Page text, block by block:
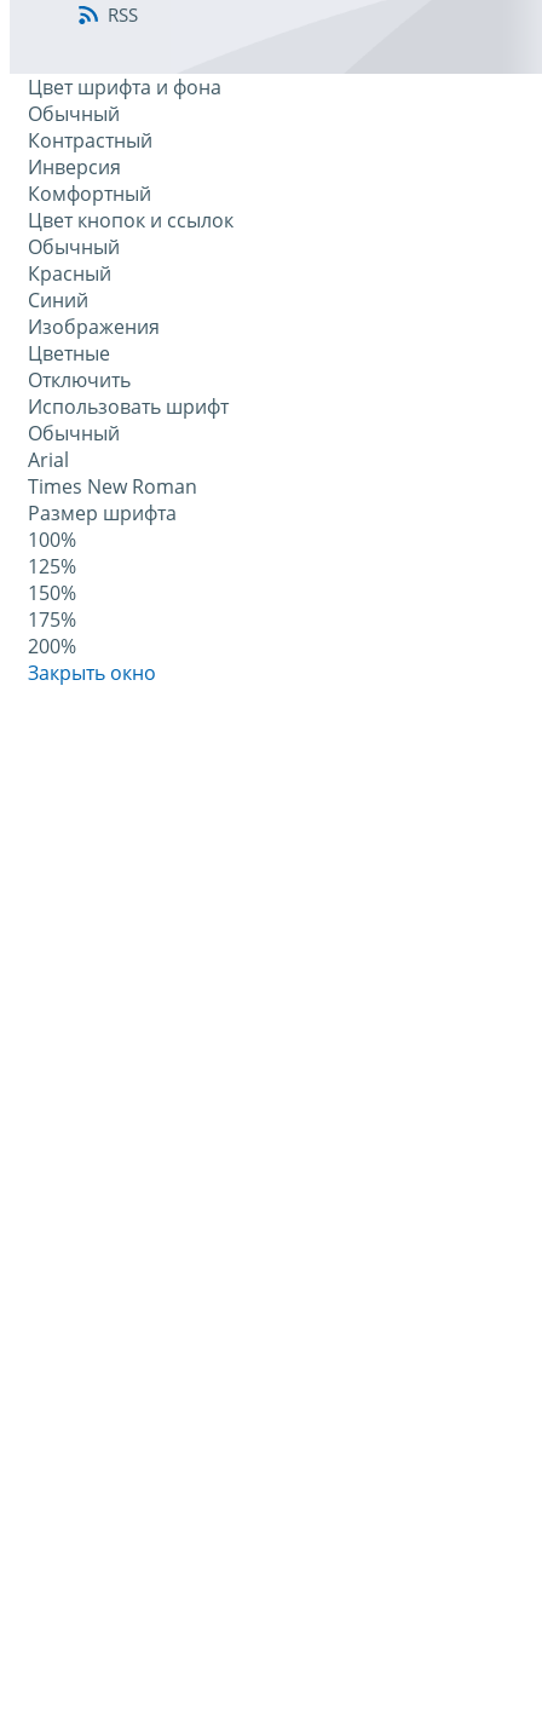
RSS
Цвет шрифта и фона
Обычный
Контрастный
Инверсия
Комфортный
Цвет кнопок и ссылок
Обычный
Красный
Синий
Изображения
Цветные
Отключить
Использовать шрифт
Обычный
Arial
Times New Roman
Размер шрифта
100%
125%
150%
175%
200%
Закрыть окно